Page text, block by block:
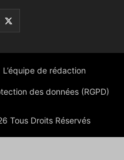
L’équipe de rédaction
des données (RGPD)
Tous Droits Réservés